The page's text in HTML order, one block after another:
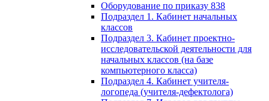
Оборудование по приказу 838
Подраздел 1. Кабинет начальных
классов
Подраздел 3. Кабинет проектно-
исследовательской деятельности для
начальных классов (на базе
компьютерного класса)
Подраздел 4. Кабинет учителя-
логопеда (учителя-дефектолога)